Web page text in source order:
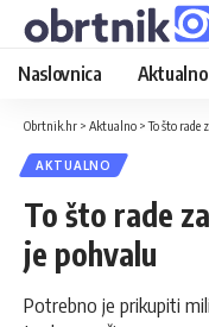
Naslovnica Aktualno
Obrtnik.hr > Aktualno >To što rade
AKTUALNO
To što rade
je pohvalu
Potrebno je prikupiti